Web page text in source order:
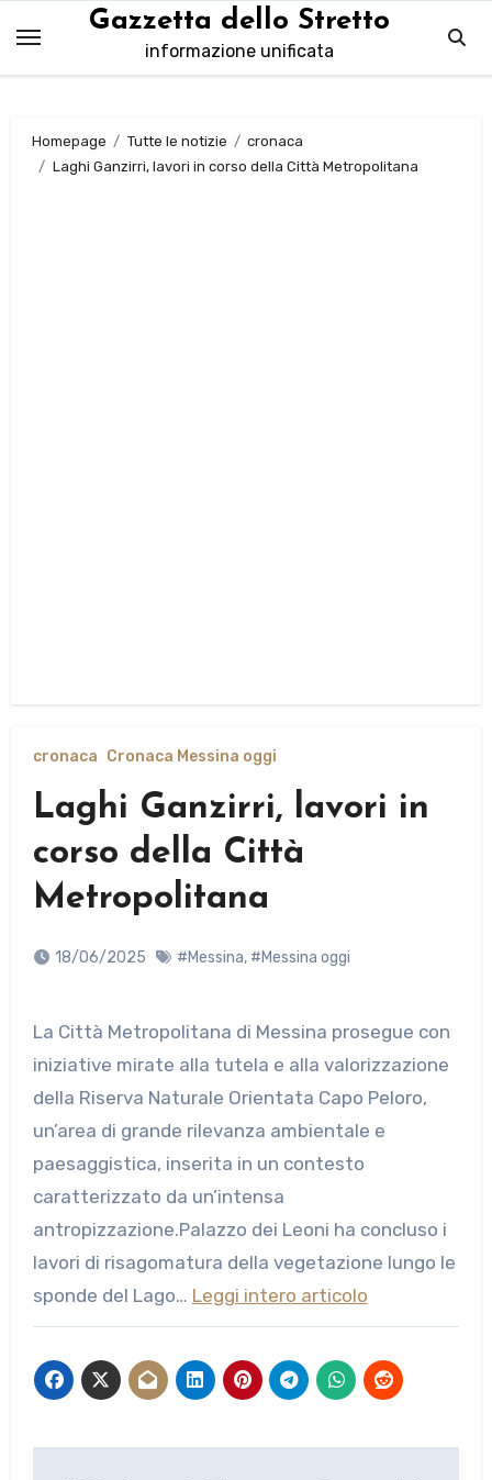
contenuto
Gazzetta dello Stretto
informazione unificata
Homepage Tutte le notizie
cronaca
Laghi Ganzirri, lavori in corso della Città Metropolitana
cronaca Cronaca Messina oggi
Laghi Ganzirri, lavori in
corso della Città
Metropolitana
18/06/2025 #Messina, #Messina oggi
La Città Metropolitana di Messina prosegue con
iniziative mirate alla tutela e alla valorizzazione
della Riserva Naturale Orientata Capo Peloro,
un’area di grande rilevanza ambientale e
paesaggistica, inserita in un contesto
caratterizzato da un’intensa
antropizzazione.Palazzo dei Leoni ha concluso i
lavori di risagomatura della vegetazione lungo le
sponde del Lago… Leggi intero articolo